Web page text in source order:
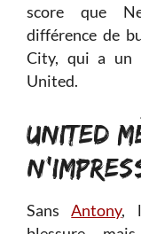
score que
différence de
City, qui a un
United.
UNITED
SansAntony,